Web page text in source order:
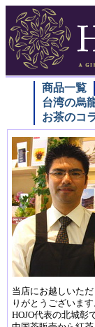
商品一覧
台湾の烏
お茶のコ
当店にお越しいた
りがとうございます
HOJO代表の北城彰